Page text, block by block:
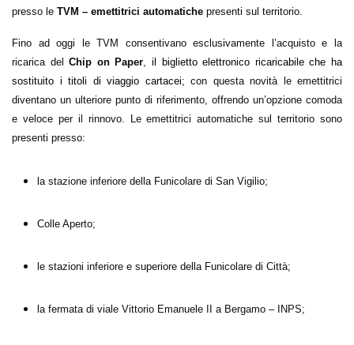
presso le TVM – emettitrici automatiche presenti sul territorio.
Fino ad oggi le TVM consentivano esclusivamente l’acquisto e la
ricarica delChip on Paper,il biglietto elettronico ricaricabile che ha
sostituito i titoli di viaggio cartacei; con questa novità le emettitrici
diventano un ulteriore punto di riferimento, offrendo un’opzione comoda
e veloce per il rinnovo. Le emettitrici automatiche sul territorio sono
presenti presso:
la stazione inferiore della Funicolare di San Vigilio;
Colle Aperto;
le stazioni inferiore e superiore della Funicolare di Città;
la fermata di viale Vittorio Emanuele II a Bergamo – INPS;